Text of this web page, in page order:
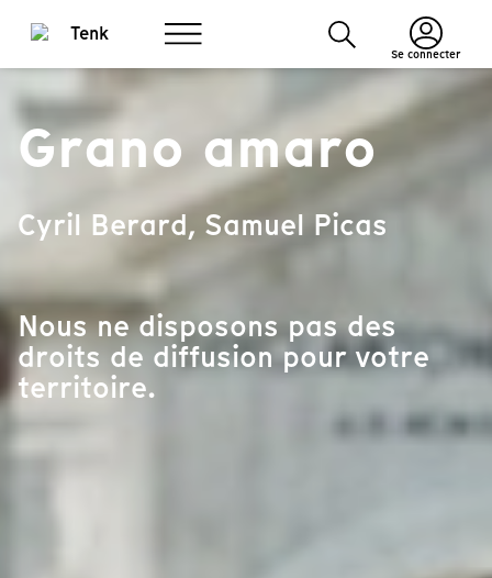
Se connecter
Grano amaro
Cyril Berard, Samuel Picas
Nous ne disposons pas des
droits de diffusion pour votre
territoire.